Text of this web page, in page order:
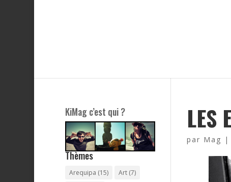
LES
par Mag |
KiMag c’est qui ?
Thèmes
Arequipa (15) Art(7)